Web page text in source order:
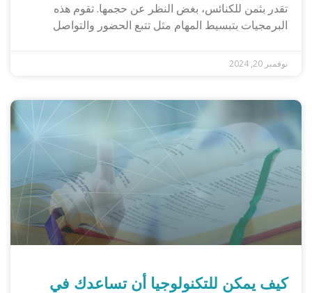
تقدر بثمن للكنائس، بغض النظر عن حجمها. تقوم هذه
البرمجيات بتبسيط المهام مثل تتبع الحضور والتواصل
نوفمبر 20, 2024
كيف يمكن للتكنولوجيا أن تساعدك في